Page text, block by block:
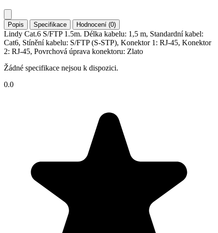
Popis Specifikace Hodnocení (0)
Lindy Cat.6 S/FTP 1.5m. Délka kabelu: 1,5 m, Standardní kabel:
Cat6, Stínění kabelu: S/FTP (S-STP), Konektor 1: RJ-45, Konektor
2: RJ-45, Povrchová úprava konektoru: Zlato
Žádné specifikace nejsou k dispozici.
0.0